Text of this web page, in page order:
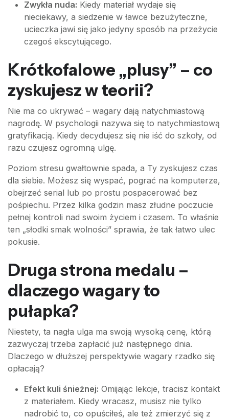
Zwykła nuda: Kiedy materiał wydaje się
nieciekawy, a siedzenie w ławce bezużyteczne,
ucieczka jawi się jako jedyny sposób na przeżycie
czegoś ekscytującego.
Krótkofalowe „plusy” – co
zyskujesz w teorii?
Nie ma co ukrywać – wagary dają natychmiastową
nagrodę. W psychologii nazywa się to natychmiastową
gratyfikacją. Kiedy decydujesz się nie iść do szkoły, od
razu czujesz ogromną ulgę.
Poziom stresu gwałtownie spada, a Ty zyskujesz czas
dla siebie. Możesz się wyspać, pograć na komputerze,
obejrzeć serial lub po prostu pospacerować bez
pośpiechu. Przez kilka godzin masz złudne poczucie
pełnej kontroli nad swoim życiem i czasem. To właśnie
ten „słodki smak wolności” sprawia, że tak łatwo ulec
pokusie.
Druga strona medalu –
dlaczego wagary to
pułapka?
Niestety, ta nagła ulga ma swoją wysoką cenę, którą
zazwyczaj trzeba zapłacić już następnego dnia.
Dlaczego w dłuższej perspektywie wagary rzadko się
opłacają?
Efekt kuli śnieżnej: Omijając lekcje, tracisz kontakt
z materiałem. Kiedy wracasz, musisz nie tylko
nadrobić to, co opuściłeś, ale też zmierzyć się z